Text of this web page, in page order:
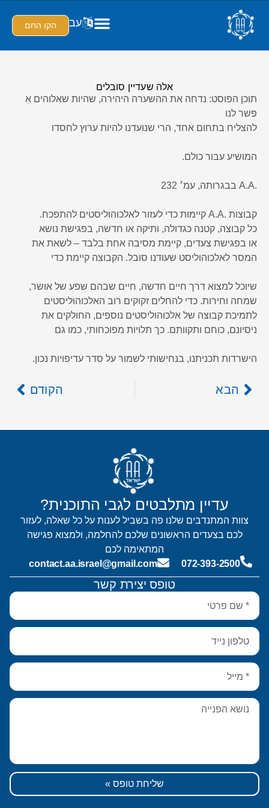
הקו החם עב
אלה שעדיין סובלים
תוכן הפוסט: נדחה את ההשערה היהירה, שהיות שאלוהים אִ
פשר לנו
להצליח בתחום אחד, הרי שנועדנו להיות ערוץ לחסדו
המושיע עבור כולם.
.A.A בבגרותה, עמ׳ 232
קבוצות .A.A קיימות כדי לעזור לאלכוהוליסטים להתפכח.
כל קבוצה, קטנה כגדולה, ותיקה או חדשה, בפגישת נושא
או בפגישת צעדים, קיימת מסיבה אחת בלבד – לשאת את
המסר לאלכוהוליסט שעודנו סובל. הקבוצה קיימת כדי
שיוכל למצוא דרך חיים חדשה, חיים שבהם שפע של אושר,
שמחה וחירות. כדי להחלים זקוקים רוב האלכוהוליסטים
לתמיכת קבוצה של אלכוהוליסטים נוספים, החולקים את
ניסיונם, כוחם ותקוותם. כך תלויות מפוכחותי, כמו גם
הישרדות תכניתנו, בנחישותי לשמור על סדר עדיפויות נכון.
הבא הקודם
טופס יצירת קשר
שליחת טופס »
עדיין מתלבטים לגבי התוכנית?
צוות המתנדבים שלנו פה בשביל לענות על כל שאלה, לעזור
לכם בצעדים הראשונים שלכם להחלמה, ולמצוא פגישה
המתאימה לכם
072-393-2500
contact.aa.israel@gmail.com